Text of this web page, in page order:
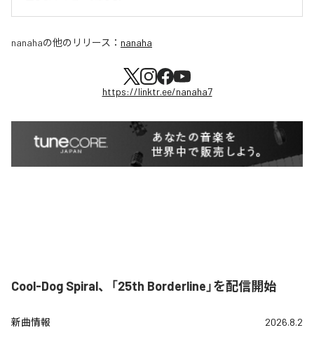
nanahaの他のリリース： nanaha
https://linktr.ee/nanaha7
Cool-Dog Spiral、「25th Borderline」を配信開始
新曲情報 2026.8.2